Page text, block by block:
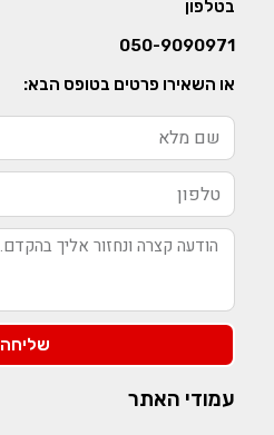
בטלפון
050-9090971
או השאירו פרטים בטופס הבא:
שליחה
עמודי האתר